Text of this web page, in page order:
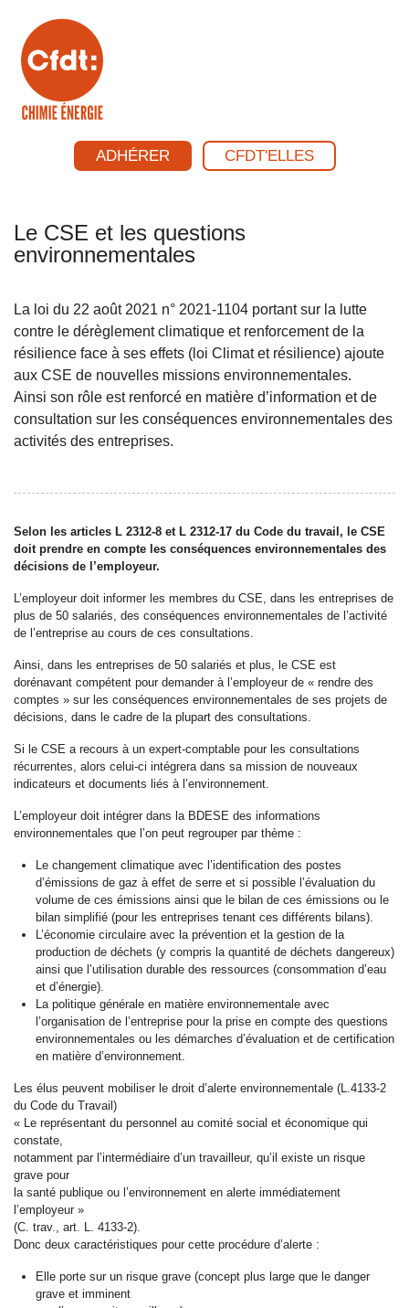
ADHÉRER CFDT'ELLES
Le CSE et les questions
environnementales
La loi du 22 août 2021 n° 2021-1104 portant sur la lutte
contre le dérèglement climatique et renforcement de la
résilience face à ses effets (loi Climat et résilience) ajoute
aux CSE de nouvelles missions environnementales.
Ainsi son rôle est renforcé en matière d’information et de
consultation sur les conséquences environnementales des
activités des entreprises.
Selon les articles L 2312-8 et L 2312-17 du Code du travail, le CSE
doit prendre en compte les conséquences environnementales des
décisions de l’employeur.
L’employeur doit informer les membres du CSE, dans les entreprises de
plus de 50 salariés, des conséquences environnementales de l’activité
de l’entreprise au cours de ces consultations.
Ainsi, dans les entreprises de 50 salariés et plus, le CSE est
dorénavant compétent pour demander à l’employeur de « rendre des
comptes » sur les conséquences environnementales de ses projets de
décisions, dans le cadre de la plupart des consultations.
Si le CSE a recours à un expert-comptable pour les consultations
récurrentes, alors celui-ci intégrera dans sa mission de nouveaux
indicateurs et documents liés à l’environnement.
L’employeur doit intégrer dans la BDESE des informations
environnementales que l’on peut regrouper par thème :
Le changement climatique avec l’identification des postes
d’émissions de gaz à effet de serre et si possible l’évaluation du
volume de ces émissions ainsi que le bilan de ces émissions ou le
bilan simplifié (pour les entreprises tenant ces différents bilans).
L’économie circulaire avec la prévention et la gestion de la
production de déchets (y compris la quantité de déchets dangereux)
ainsi que l’utilisation durable des ressources (consommation d’eau
et d’énergie).
La politique générale en matière environnementale avec
l’organisation de l’entreprise pour la prise en compte des questions
environnementales ou les démarches d’évaluation et de certification
en matière d’environnement.
Les élus peuvent mobiliser le droit d’alerte environnementale (L.4133-2
du Code du Travail)
« Le représentant du personnel au comité social et économique qui
constate,
notamment par l’intermédiaire d’un travailleur, qu’il existe un risque
grave pour
la santé publique ou l’environnement en alerte immédiatement
l’employeur »
(C. trav., art. L. 4133-2).
Donc deux caractéristiques pour cette procédure d’alerte :
Elle porte sur un risque grave (concept plus large que le danger
grave et imminent